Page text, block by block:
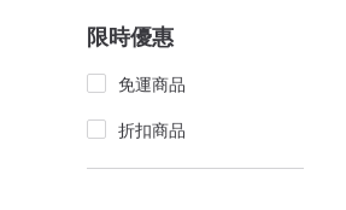
限時優惠
免運商品
折扣商品